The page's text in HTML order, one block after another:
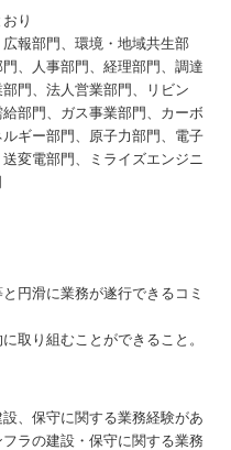
り
報部門、環境・地域共生部
、人事部門、経理部門、調達
門、法人営業部門、リビン
部門、ガス事業部門、カーボ
ギー部門、原子力部門、電子
変電部門、ミライズエンジニ
円滑に業務が遂行できるコミ
取り組むことができること。
、保守に関する業務経験があ
ラの建設・保守に関する業務